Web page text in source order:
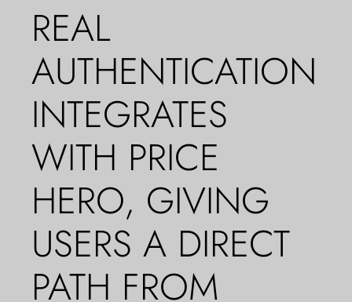
REAL
AUTHENTICATION
INTEGRATES
WITH PRICE
HERO, GIVING
USERS A DIRECT
PATH FROM